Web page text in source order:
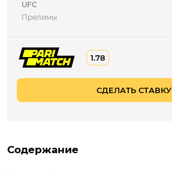
UFC
Прелимы
1.78
СДЕЛАТЬ СТАВКУ
Содержание